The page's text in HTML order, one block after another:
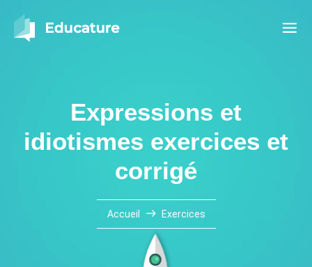
Expressions et
idiotismes exercices et
corrigé
Accueil Exercices